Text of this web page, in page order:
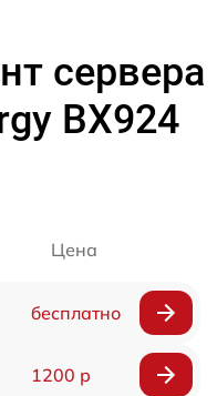
сервера
BX924
Цена
бесплатно
1200 р